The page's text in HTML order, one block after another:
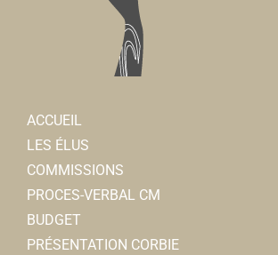
ACCUEIL
LES ÉLUS
COMMISSIONS
PROCES-VERBAL CM
BUDGET
PRÉSENTATION CORBIE